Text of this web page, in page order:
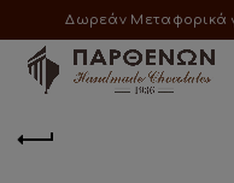
Δωρεάν Μεταφορικά